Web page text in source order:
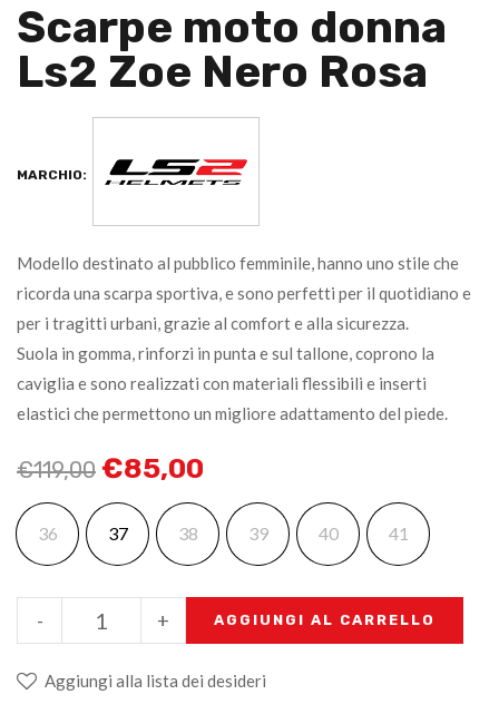
Scarpe moto donna
Ls2 Zoe Nero Rosa
MARCHIO:
Modello destinato al pubblico femminile, hanno uno stile che
ricorda una scarpa sportiva, e sono perfetti per il quotidiano e
per i tragitti urbani, grazie al comfort e alla sicurezza.
Suola in gomma, rinforzi in punta e sul tallone, coprono la
caviglia e sono realizzati con materiali flessibili e inserti
elastici che permettono un migliore adattamento del piede.
€119,00 €85,00
36 37 38 39 40 41
+
- AGGIUNGI AL CARRELLO
Aggiungi alla lista dei desideri